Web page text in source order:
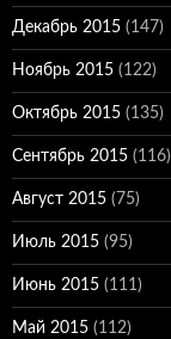
Декабрь 2015 (147)
Ноябрь 2015 (122)
Октябрь 2015 (135)
Сентябрь 2015 (116)
Август 2015 (75)
Июль 2015 (95)
Июнь 2015 (111)
Май 2015 (112)